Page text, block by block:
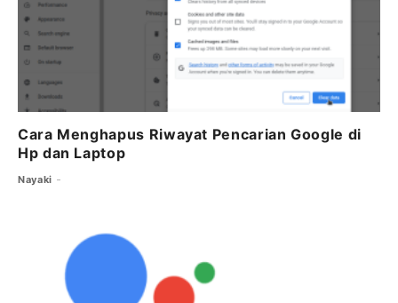
Cara Menghapus Riwayat Pencarian Google di
Hp dan Laptop
Nayaki